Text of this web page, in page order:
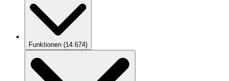
Funktionen (14.674)